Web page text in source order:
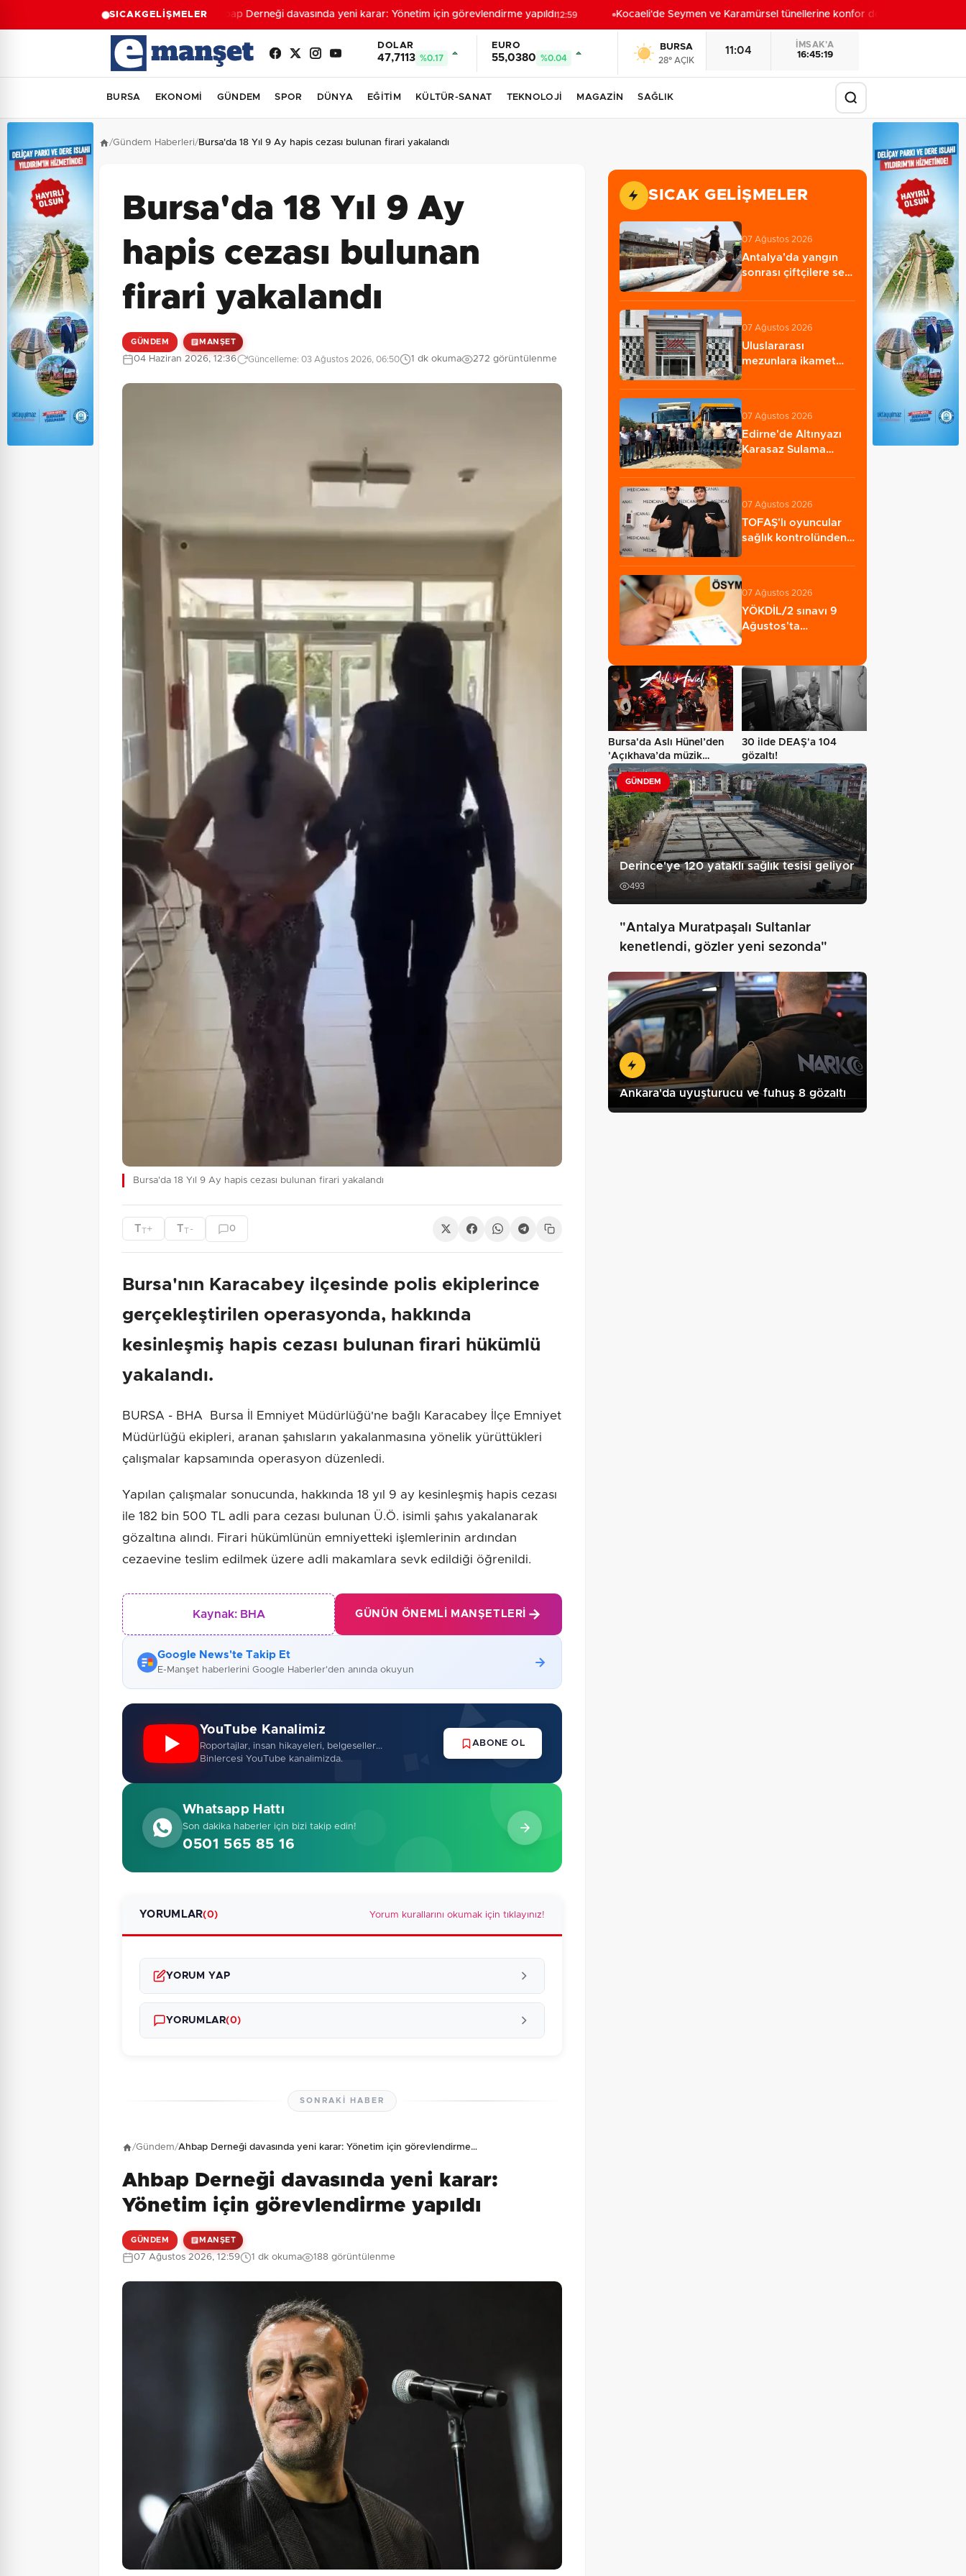
SICAKGELİŞMELERAhbap Derneği davasında yeni karar: Yönetim için görevlendirme yapıldı 12:59 Kocaeli'de Seymen ve Karamürsel tünellerine konfor dokunuşu
DOLAR
47,7113 %0.17
EURO
55,0380 %0.04
BURSA
28° AÇIK
11:04
İMSAK'A
16:45:17
BURSA EKONOMİ GÜNDEM SPOR DÜNYA EĞİTİM KÜLTÜR-SANAT TEKNOLOJİ MAGAZİN SAĞLIK
/Gündem Haberleri/Bursa'da 18 Yıl 9 Ay hapis cezası bulunan firari yakalandı
Bursa'da 18 Yıl 9 Ay
hapis cezası bulunan
firari yakalandı
GÜNDEM MANŞET
04 Haziran 2026, 12:36 Güncelleme: 03 Ağustos 2026, 06:50 1 dk okuma 272 görüntülenme
Bursa'da 18 Yıl 9 Ay hapis cezası bulunan firari yakalandı
T + T - 0
Bursa'nın Karacabey ilçesinde polis ekiplerince
gerçekleştirilen operasyonda, hakkında
kesinleşmiş hapis cezası bulunan firari hükümlü
yakalandı.
BURSA - BHA Bursa İl Emniyet Müdürlüğü'ne bağlı Karacabey İlçe Emniyet
Müdürlüğü ekipleri, aranan şahısların yakalanmasına yönelik yürüttükleri
çalışmalar kapsamında operasyon düzenledi.
Yapılan çalışmalar sonucunda, hakkında 18 yıl 9 ay kesinleşmiş hapis cezası
ile 182 bin 500 TL adli para cezası bulunan Ü.Ö. isimli şahıs yakalanarak
gözaltına alındı. Firari hükümlünün emniyetteki işlemlerinin ardından
cezaevine teslim edilmek üzere adli makamlara sevk edildiği öğrenildi.
Kaynak: BHA GÜNÜN ÖNEMLI MANŞETLERI
Google News'te Takip Et
E-Manşet haberlerini Google Haberler'den anında okuyun
YouTube Kanalimiz
Roportajlar, insan hikayeleri, belgeseller...
Binlercesi YouTube kanalimizda.
ABONE OL
Whatsapp Hattı
Son dakika haberler için bizi takip edin!
0501 565 85 16
YORUMLAR(0) Yorum kurallarını okumak için tıklayınız!
YORUM YAP
Güvenlik Sorusu: 10 + 3 = ? Gönder
YORUMLAR(0)
SONRAKI HABER
/Gündem/Ahbap Derneği davasında yeni karar: Yönetim için görevlendirme…
Ahbap Derneği davasında yeni karar:
Yönetim için görevlendirme yapıldı
GÜNDEM MANŞET
07 Ağustos 2026, 12:59 1 dk okuma 188 görüntülenme
SICAK GELIŞMELER
07 Ağustos 2026
Antalya'da yangın
sonrası çiftçilere sera
07 Ağustos 2026
Uluslararası
mezunlara ikamet
07 Ağustos 2026
Edirne'de Altınyazı
Karasaz Sulama
07 Ağustos 2026
TOFAŞ'lı oyuncular
sağlık kontrolünden
07 Ağustos 2026
YÖKDİL/2 sınavı 9
Ağustos'ta
Bursa'da Aslı Hünel’den
'Açıkhava’da müzik
ziyafeti…
30 ilde DEAŞ'a 104
gözaltı!
GÜNDEM
Derince'ye 120 yataklı sağlık tesisi geliyor
493
"Antalya Muratpaşalı Sultanlar
kenetlendi, gözler yeni sezonda"
Ankara'da uyuşturucu ve fuhuş 8 gözaltı